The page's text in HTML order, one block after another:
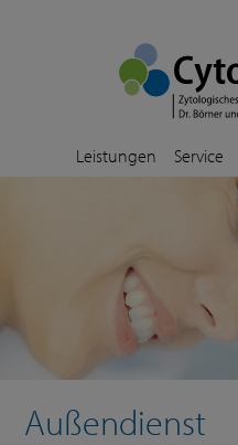
Leistungen Service
Außendienst